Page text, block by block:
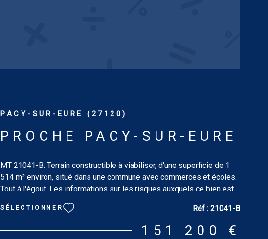
PACY-SUR-EURE (27120)
PROCHE PACY-SUR-EURE
MT 21041-B. Terrain constructible à viabiliser, d'une superficie de 1
514 m² environ, situé dans une commune avec commerces et écoles.
Tout à l'égout. Les informations sur les risques auxquels ce bien est
SÉLECTIONNER Réf : 21041-B
151 200 €